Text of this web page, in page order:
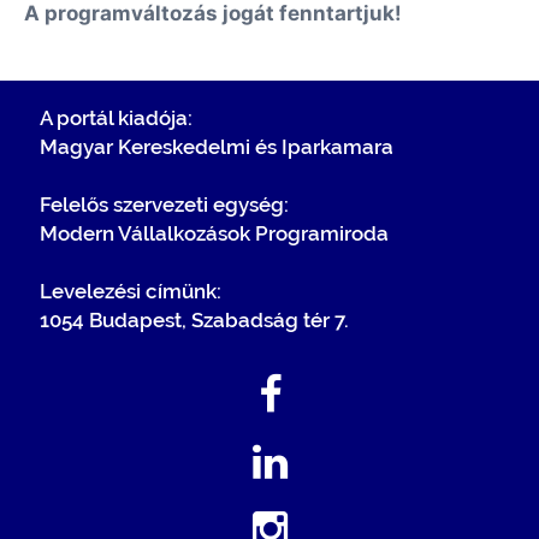
A programváltozás jogát fenntartjuk!
A portál kiadója:
Magyar Kereskedelmi és Iparkamara
Felelős szervezeti egység:
Modern Vállalkozások Programiroda
Levelezési címünk:
1054 Budapest, Szabadság tér 7.